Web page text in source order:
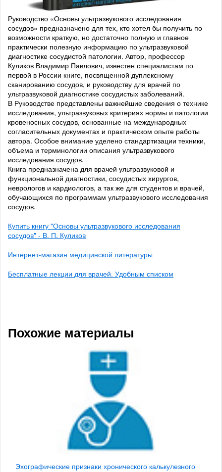
Руководство «Основы ультразвукового исследования
сосудов» предназначено для тех, кто хотел бы получить по
возможности краткую, но достаточно полную и главное
практически полезную информацию по ультразвуковой
диагностике сосудистой патологии. Автор, профессор
Куликов Владимир Павлович, известен специалистам по
первой в России книге, посвященной дуплексному
сканированию сосудов, и руководству для врачей по
ультразвуковой диагностике сосудистых заболеваний.
В Руководстве представлены важнейшие сведения о технике
исследования, ультразвуковых критериях нормы и патологии
кровеносных сосудов, основанные на международных
согласительных документах и практическом опыте работы
автора. Особое внимание уделено стандартизации техники,
объема и терминологии описания ультразвукового
исследования сосудов.
Книга предназначена для врачей ультразвуковой и
функциональной диагностики, сосудистых хирургов,
неврологов и кардиологов, а так же для студентов и врачей,
обучающихся по программам ультразвукового исследования
сосудов.
Купить книгу "Основы ультразвукового исследования
сосудов" - В. П. Куликов
Интернет-магазин медицинской литературы
Бесплатные лекции для врачей. Удобным списком
Похожие материалы
Эхографические признаки хронического калькулезного